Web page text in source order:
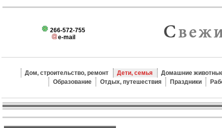
266-572-755
e-mail
Дом, строительство, ремонт Дети, семья
Домашние
Образование
Отдых, путешествия Праздники